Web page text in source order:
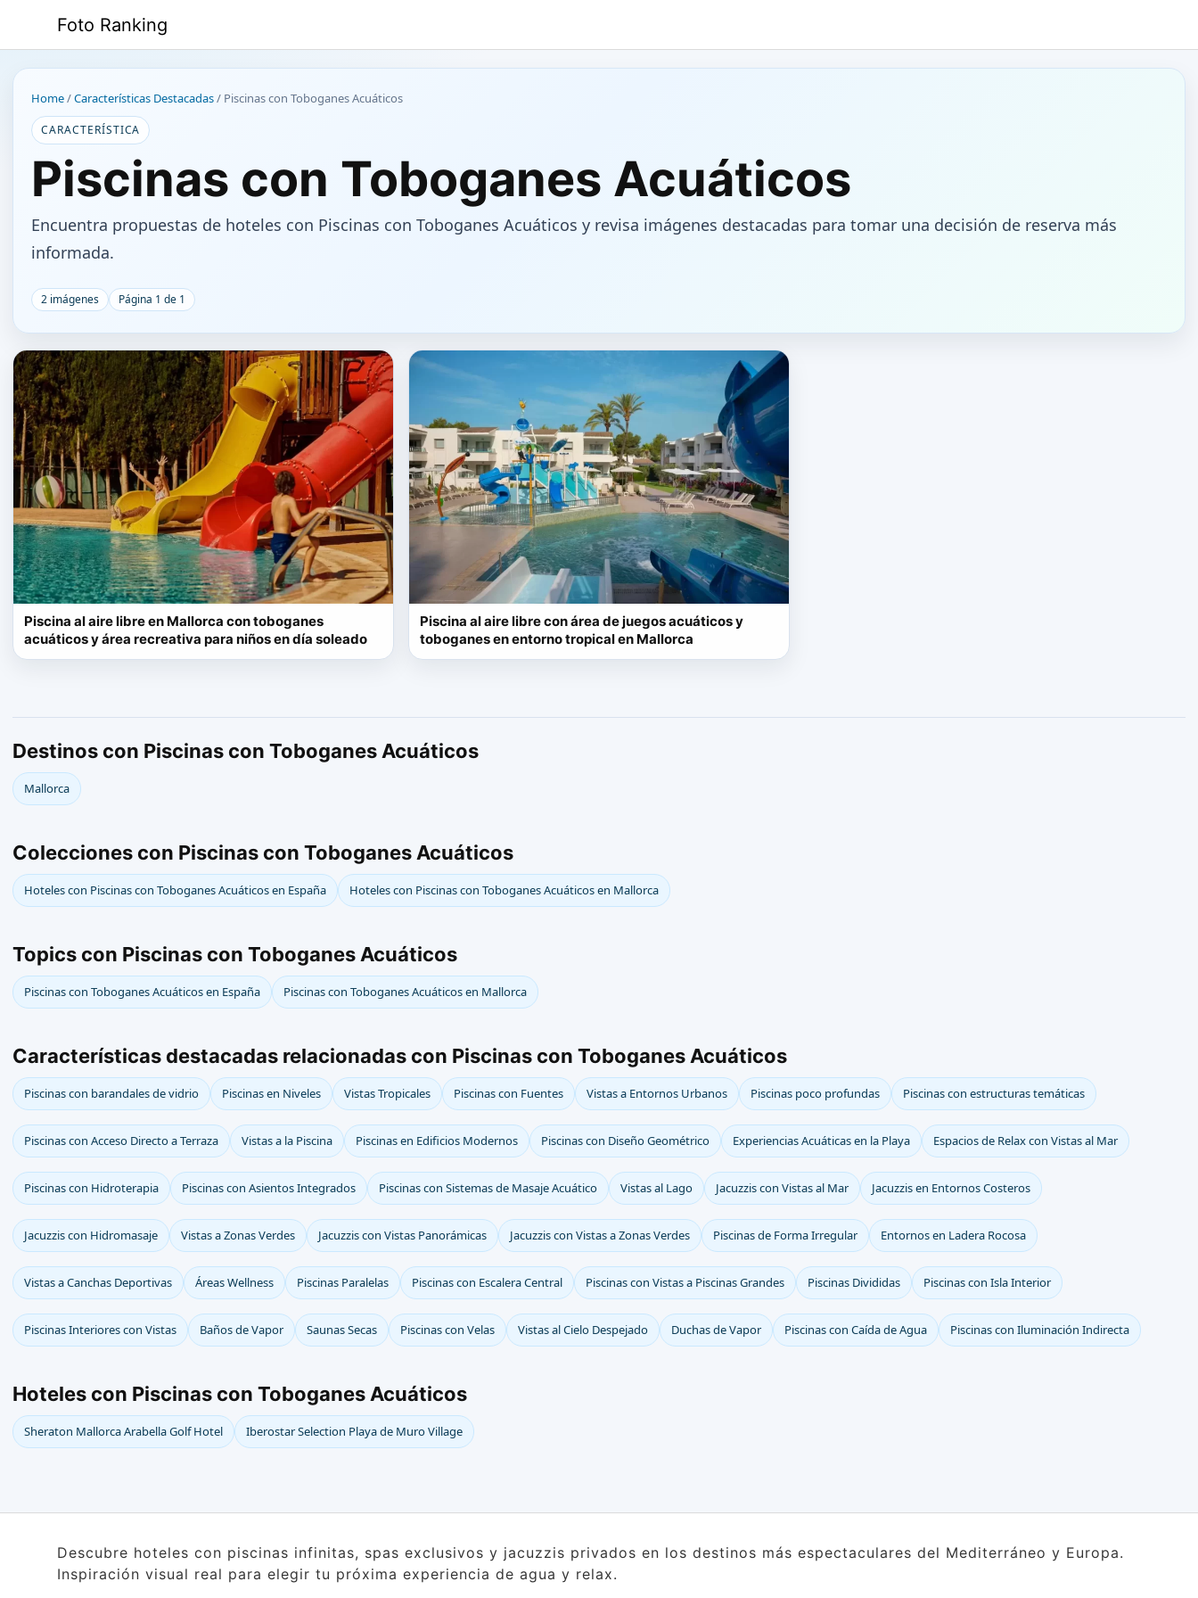
contenido
Foto Ranking
Home/Características Destacadas/ Piscinas con Toboganes Acuáticos
CARACTERÍSTICA
Piscinas con Toboganes Acuáticos
Encuentra propuestas de hoteles con Piscinas con Toboganes Acuáticos y revisa imágenes destacadas para tomar una decisión de reserva más
informada.
2 imágenes Página 1 de 1
Piscina al aire libre en Mallorca con toboganes
acuáticos y área recreativa para niños en día soleado
Piscina al aire libre con área de juegos acuáticos y
toboganes en entorno tropical en Mallorca
Destinos con Piscinas con Toboganes Acuáticos
Mallorca
Colecciones con Piscinas con Toboganes Acuáticos
Hoteles con Piscinas con Toboganes Acuáticos en España Hoteles con Piscinas con Toboganes Acuáticos en Mallorca
Topics con Piscinas con Toboganes Acuáticos
Piscinas con Toboganes Acuáticos en España Piscinas con Toboganes Acuáticos en Mallorca
Características destacadas relacionadas con Piscinas con Toboganes Acuáticos
Piscinas con barandales de vidrio Piscinas en Niveles Vistas Tropicales Piscinas con Fuentes Vistas a Entornos Urbanos Piscinas poco profundas Piscinas con estructuras temáticas
Piscinas con Acceso Directo a Terraza Vistas a la Piscina Piscinas en Edificios Modernos Piscinas con Diseño Geométrico Experiencias Acuáticas en la Playa Espacios de Relax con Vistas al Mar
Piscinas con Hidroterapia Piscinas con Asientos Integrados Piscinas con Sistemas de Masaje Acuático Vistas al Lago Jacuzzis con Vistas al Mar Jacuzzis en Entornos Costeros
Jacuzzis con Hidromasaje Vistas a Zonas Verdes Jacuzzis con Vistas Panorámicas Jacuzzis con Vistas a Zonas Verdes Piscinas de Forma Irregular Entornos en Ladera Rocosa
Vistas a Canchas Deportivas Áreas Wellness Piscinas Paralelas Piscinas con Escalera Central Piscinas con Vistas a Piscinas Grandes Piscinas Divididas Piscinas con Isla Interior
Piscinas Interiores con Vistas Baños de Vapor Saunas Secas Piscinas con Velas Vistas al Cielo Despejado Duchas de Vapor Piscinas con Caída de Agua Piscinas con Iluminación Indirecta
Hoteles con Piscinas con Toboganes Acuáticos
Sheraton Mallorca Arabella Golf Hotel Iberostar Selection Playa de Muro Village
Descubre hoteles con piscinas infinitas, spas exclusivos y jacuzzis privados en los destinos más espectaculares del Mediterráneo y Europa.
Inspiración visual real para elegir tu próxima experiencia de agua y relax.